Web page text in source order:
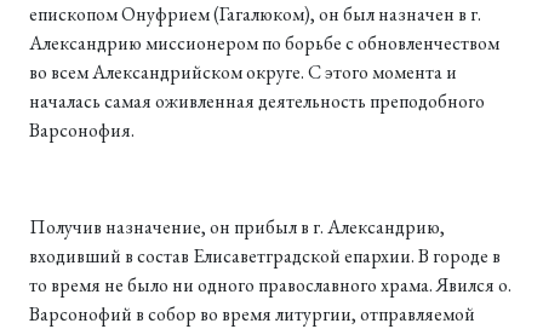
епископом Онуфрием (Гагалюком), он был назначен в г.
Александрию миссионером по борьбе с обновленчеством
во всем Александрийском округе. С этого момента и
началась самая оживленная дея­тельность преподобного
Варсонофия.
Получив назначение, он прибыл в г. Александрию,
входивший в состав Елисаветградской епархии. В городе в
то время не было ни одного православного храма. Явился о.
Варсонофий в собор во время литургии, отправляемой